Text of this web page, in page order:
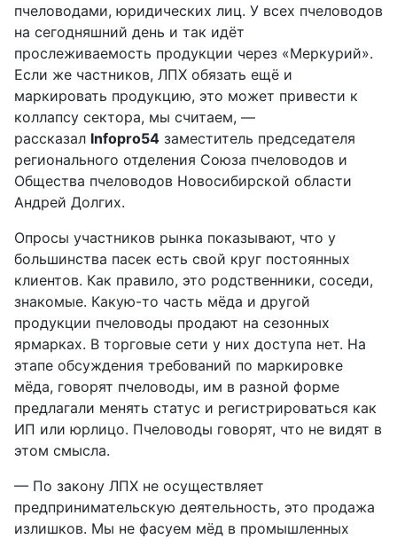
пчеловодами, юридических лиц. У всех пчеловодов
на сегодняшний день и так идёт
прослеживаемость продукции через «Меркурий».
Если же частников, ЛПХ обязать ещё и
маркировать продукцию, это может привести к
коллапсу сектора, мы считаем, —
рассказал Infopro54 заместитель председателя
регионального отделения Союза пчеловодов и
Общества пчеловодов Новосибирской области
Андрей Долгих.
Опросы участников рынка показывают, что у
большинства пасек есть свой круг постоянных
клиентов. Как правило, это родственники, соседи,
знакомые. Какую-то часть мёда и другой
продукции пчеловоды продают на сезонных
ярмарках. В торговые сети у них доступа нет. На
этапе обсуждения требований по маркировке
мёда, говорят пчеловоды, им в разной форме
предлагали менять статус и регистрироваться как
ИП или юрлицо. Пчеловоды говорят, что не видят в
этом смысла.
— По закону ЛПХ не осуществляет
предпринимательскую деятельность, это продажа
излишков. Мы не фасуем мёд в промышленных